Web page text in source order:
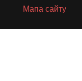
Мапа сайту